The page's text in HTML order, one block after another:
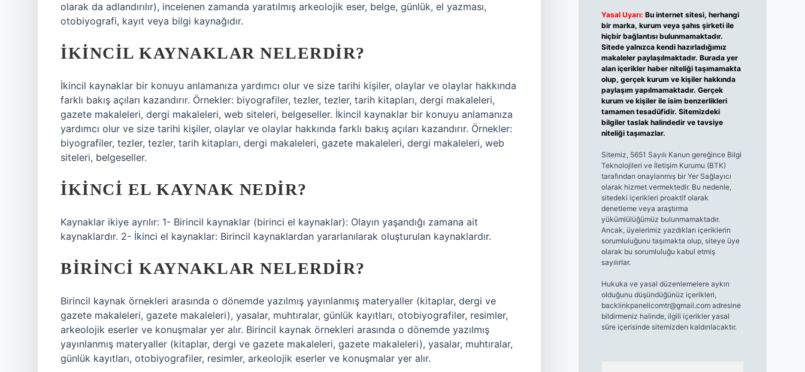
olarak da adlandırılır), incelenen zamanda yaratılmış arkeolojik eser, belge, günlük, el yazması,
otobiyografi, kayıt veya bilgi kaynağıdır.
İKINCIL KAYNAKLAR NELERDIR?
İkincil kaynaklar bir konuyu anlamanıza yardımcı olur ve size tarihi kişiler, olaylar ve olaylar hakkında
farklı bakış açıları kazandırır. Örnekler: biyografiler, tezler, tezler, tarih kitapları, dergi makaleleri,
gazete makaleleri, dergi makaleleri, web siteleri, belgeseller. İkincil kaynaklar bir konuyu anlamanıza
yardımcı olur ve size tarihi kişiler, olaylar ve olaylar hakkında farklı bakış açıları kazandırır. Örnekler:
biyografiler, tezler, tezler, tarih kitapları, dergi makaleleri, gazete makaleleri, dergi makaleleri, web
siteleri, belgeseller.
İKINCI EL KAYNAK NEDIR?
Kaynaklar ikiye ayrılır: 1- Birincil kaynaklar (birinci el kaynaklar): Olayın yaşandığı zamana ait
kaynaklardır. 2- İkinci el kaynaklar: Birincil kaynaklardan yararlanılarak oluşturulan kaynaklardır.
BIRINCI KAYNAKLAR NELERDIR?
Birincil kaynak örnekleri arasında o dönemde yazılmış yayınlanmış materyaller (kitaplar, dergi ve
gazete makaleleri, gazete makaleleri), yasalar, muhtıralar, günlük kayıtları, otobiyografiler, resimler,
arkeolojik eserler ve konuşmalar yer alır. Birincil kaynak örnekleri arasında o dönemde yazılmış
yayınlanmış materyaller (kitaplar, dergi ve gazete makaleleri, gazete makaleleri), yasalar, muhtıralar,
günlük kayıtları, otobiyografiler, resimler, arkeolojik eserler ve konuşmalar yer alır.
Yasal Uyarı: Bu internet sitesi, herhangi
bir marka, kurum veya şahıs şirketi ile
hiçbir bağlantısı bulunmamaktadır.
Sitede yalnızca kendi hazırladığımız
makaleler paylaşılmaktadır. Burada yer
alan içerikler haber niteliği taşımamakta
olup, gerçek kurum ve kişiler hakkında
paylaşım yapılmamaktadır. Gerçek
kurum ve kişiler ile isim benzerlikleri
tamamen tesadüfidir. Sitemizdeki
bilgiler taslak halindedir ve tavsiye
niteliği taşımazlar.
Sitemiz, 5651 Sayılı Kanun gereğince Bilgi
Teknolojileri ve İletişim Kurumu (BTK)
tarafından onaylanmış bir Yer Sağlayıcı
olarak hizmet vermektedir. Bu nedenle,
sitedeki içerikleri proaktif olarak
denetleme veya araştırma
yükümlülüğümüz bulunmamaktadır.
Ancak, üyelerimiz yazdıkları içeriklerin
sorumluluğunu taşımakta olup, siteye üye
olarak bu sorumluluğu kabul etmiş
sayılırlar.
Hukuka ve yasal düzenlemelere aykırı
olduğunu düşündüğünüz içerikleri,
backlinkpanelicomtr@gmail.comadresine
bildirmeniz halinde, ilgili içerikler yasal
süre içerisinde sitemizden kaldırılacaktır.